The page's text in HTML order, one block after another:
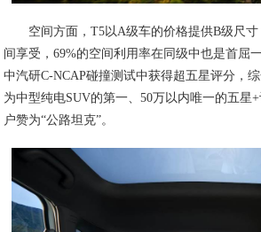
空间方面，T5以A级车的价格提供B级尺
间享受，69%的空间利用率在同级中也是首屈
中汽研C-NCAP碰撞测试中获得超五星评分，
为中型纯电SUV的第一、50万以内唯一的五星
户赞为“公路坦克”。